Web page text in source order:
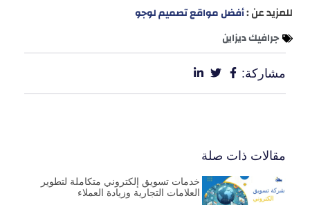
للمزيد عن :أفضل مواقع تصميم لوجو
جرافيك ديزاين
مشاركة:
مقالات ذات صلة
خدمات تسويق إلكتروني متكاملة لتطوير
العلامات التجارية وزيادة العملاء